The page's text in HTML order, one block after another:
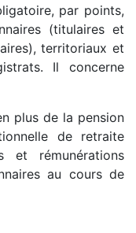
par points,
(titulaires et
territoriaux et
Il concerne
plus de la pension
de retraite
et rémunérations
au cours de